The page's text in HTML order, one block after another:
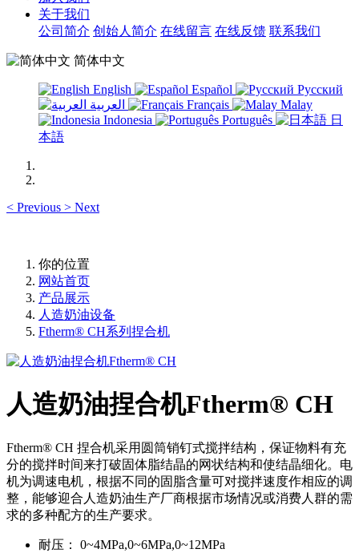
关于我们
公司简介 创始人简介 在线留言 在线反馈 联系我们
简体中文
English Español
Русский
Français
Malay
Indonesia
Português
日
本語
< Previous > Next
你的位置
网站首页
产品展示
人造奶油设备
Ftherm® CH系列捏合机
人造奶油捏合机Ftherm® CH
Ftherm® CH 捏合机采用圆筒销钉式搅拌结构，保证物料有充
分的搅拌时间来打破固体脂结晶的网状结构和使结晶细化。电
机为调速电机，根据不同的固脂含量可对搅拌速度作相应的调
整，能够迎合人造奶油生产厂商根据市场情况或消费人群的需
求的多种配方的生产要求。
耐压：
0~4MPa,0~6MPa,0~12MPa